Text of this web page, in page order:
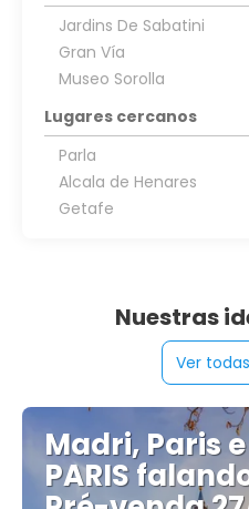
Jardins De Sabatini
Gran Vía
Museo Sorolla
Lugares cercanos
Parla
Alcala de Henares
Getafe
Nuestras
Ver
Madri, Paris e
PARIS